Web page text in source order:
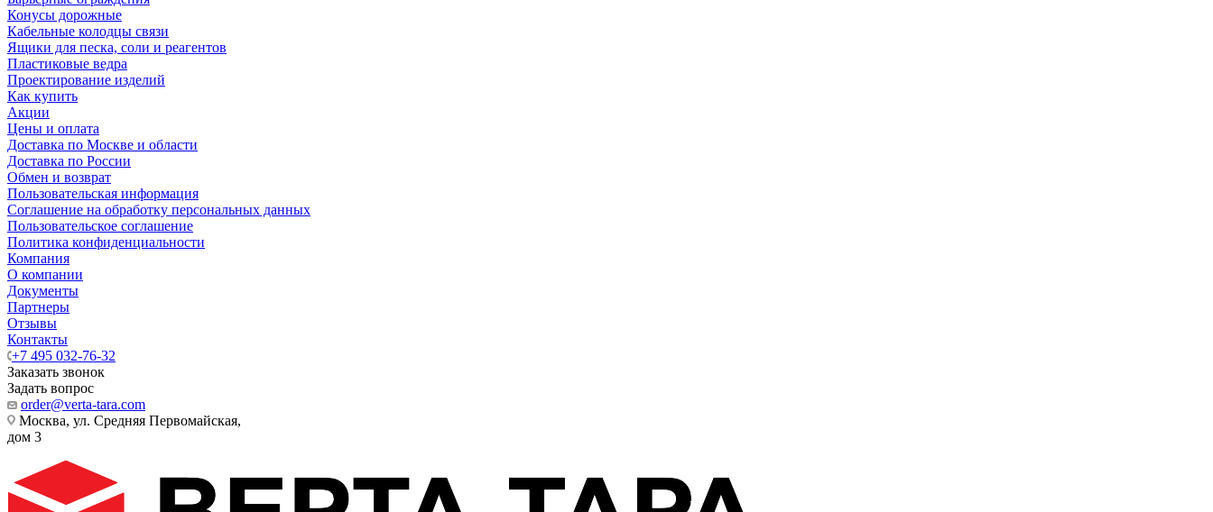
Конусы дорожные
Кабельные колодцы связи
Ящики для песка, соли и реагентов
Пластиковые ведра
Проектирование изделий
Как купить
Акции
Цены и оплата
Доставка по Москве и области
Доставка по России
Обмен и возврат
Пользовательская информация
Соглашение на обработку персональных данных
Пользовательское соглашение
Политика конфиденциальности
Компания
О компании
Документы
Партнеры
Отзывы
Контакты
+7 495 032-76-32
Заказать звонок
Задать вопрос
order@verta-tara.com
Москва, ул. Средняя Первомайская,
дом 3